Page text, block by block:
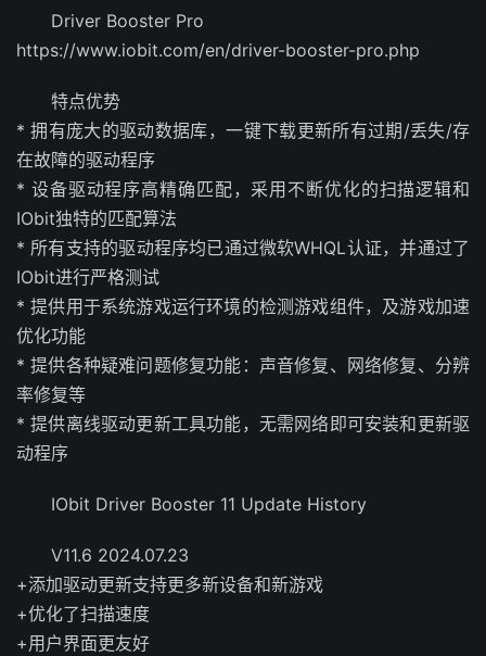
Driver Booster Pro
https://www.iobit.com/en/driver-booster-pro.php
特点优势
* 拥有庞大的驱动数据库，一键下载更新所有过期/丢失/存
在故障的驱动程序
* 设备驱动程序高精确匹配，采用不断优化的扫描逻辑和
IObit独特的匹配算法
* 所有支持的驱动程序均已通过微软WHQL认证，并通过了
IObit进行严格测试
* 提供用于系统游戏运行环境的检测游戏组件，及游戏加速
优化功能
* 提供各种疑难问题修复功能：声音修复、网络修复、分辨
率修复等
* 提供离线驱动更新工具功能，无需网络即可安装和更新驱
动程序
IObit Driver Booster 11 Update History
V11.6 2024.07.23
+添加驱动更新支持更多新设备和新游戏
+优化了扫描速度
+用户界面更友好